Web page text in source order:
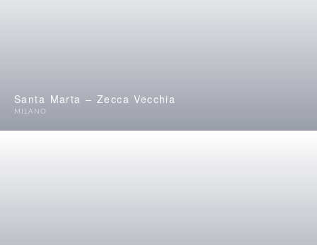
Santa Marta – Zecca Vecchia
MILANO